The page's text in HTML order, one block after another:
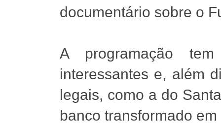
documentário sobre o
A programação
interessantes e, além
legais, como a do
banco transformado